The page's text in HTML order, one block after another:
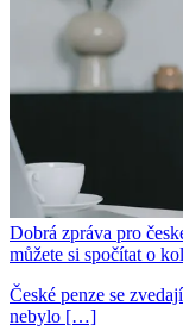
Dobrá zpráva pro
můžete si spočítat o
České penze se
nebylo […]